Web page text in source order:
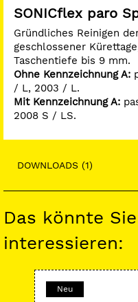
SONICflex paro
Gründliches Reinigen
geschlossener
Taschentiefe bis 9 mm.
Ohne Kennzeichnung A:
/ L, 2003 / L.
Mit Kennzeichnung A:
2008 S / LS.
DOWNLOADS (1)
Das könnte
interessieren:
Neu